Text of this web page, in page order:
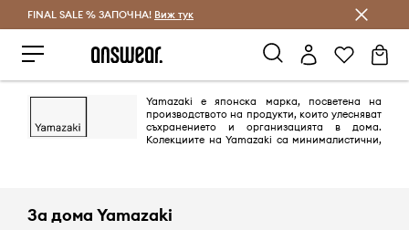
Спестявай с Answear Club
FINAL SALE % ЗАПОЧНА! Виж тук
Yamazaki е японска марка, посветена на
производството на продукти, които улесняват
съхранението и организацията в дома.
Колекциите на Yamazaki са минималистични,
За дома Yamazaki